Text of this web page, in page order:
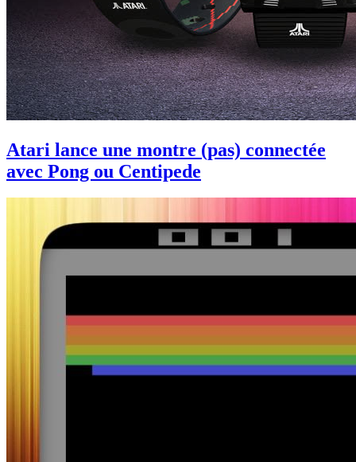
Atari lance une montre (pas) connectée
avec Pong ou Centipede